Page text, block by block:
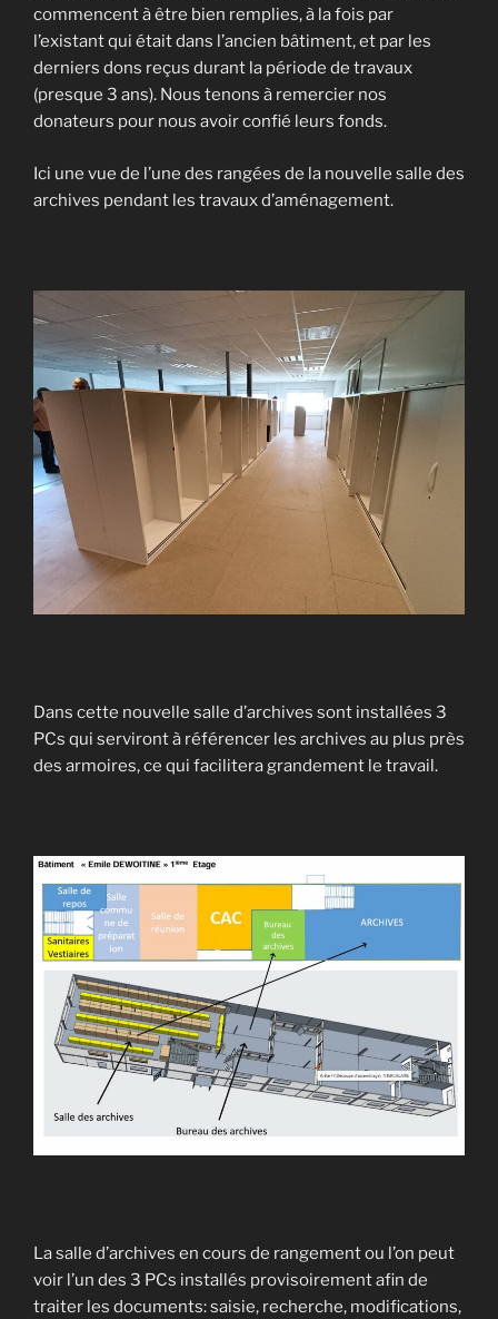
commencent à être bien remplies, à la fois par
l’existant qui était dans l’ancien bâtiment, et par les
derniers dons reçus durant la période de travaux
(presque 3 ans). Nous tenons à remercier nos
donateurs pour nous avoir confié leurs fonds.
Ici une vue de l’une des rangées de la nouvelle salle des
archives pendant les travaux d’aménagement.
Dans cette nouvelle salle d’archives sont installées 3
PCs qui serviront à référencer les archives au plus près
des armoires, ce qui facilitera grandement le travail.
La salle d’archives en cours de rangement ou l’on peut
voir l’un des 3 PCs installés provisoirement afin de
traiter les documents: saisie, recherche, modifications,